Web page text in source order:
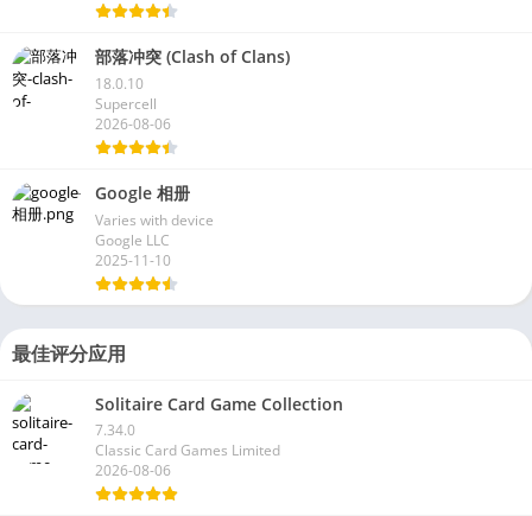
部落冲突 (Clash of Clans)
18.0.10
Supercell
2026-08-06
Google 相册
Varies with device
Google LLC
2025-11-10
最佳评分应用
Solitaire Card Game Collection
7.34.0
Classic Card Games Limited
2026-08-06